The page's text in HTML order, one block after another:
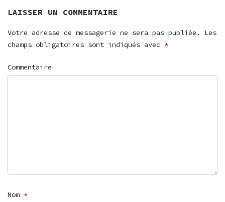
LAISSER UN COMMENTAIRE
Votre adresse de messagerie ne sera pas publiée.
Les
champs obligatoires sont indiqués avec *
Commentaire
Nom *